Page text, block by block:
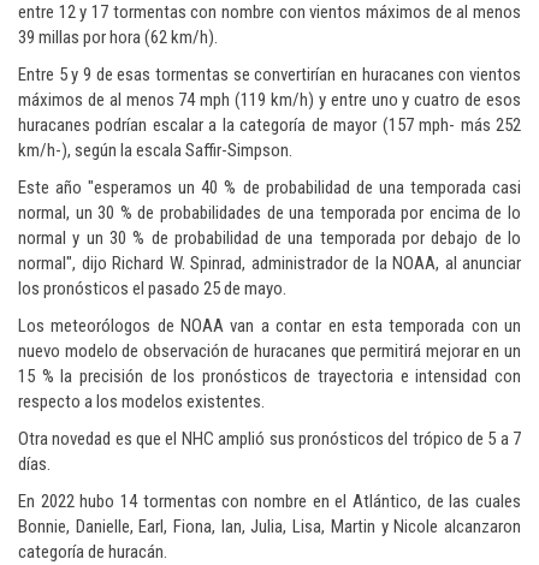
entre 12 y 17 tormentas con nombre con vientos máximos de al menos
39 millas por hora (62 km/h).
Entre 5 y 9 de esas tormentas se convertirían en huracanes con vientos
máximos de al menos 74 mph (119 km/h) y entre uno y cuatro de esos
huracanes podrían escalar a la categoría de mayor (157 mph- más 252
km/h-), según la escala Saffir-Simpson.
Este año "esperamos un 40 % de probabilidad de una temporada casi
normal, un 30 % de probabilidades de una temporada por encima de lo
normal y un 30 % de probabilidad de una temporada por debajo de lo
normal", dijo Richard W. Spinrad, administrador de la NOAA, al anunciar
los pronósticos el pasado 25 de mayo.
Los meteorólogos de NOAA van a contar en esta temporada con un
nuevo modelo de observación de huracanes que permitirá mejorar en un
15 % la precisión de los pronósticos de trayectoria e intensidad con
respecto a los modelos existentes.
Otra novedad es que el NHC amplió sus pronósticos del trópico de 5 a 7
días.
En 2022 hubo 14 tormentas con nombre en el Atlántico, de las cuales
Bonnie, Danielle, Earl, Fiona, Ian, Julia, Lisa, Martin y Nicole alcanzaron
categoría de huracán.